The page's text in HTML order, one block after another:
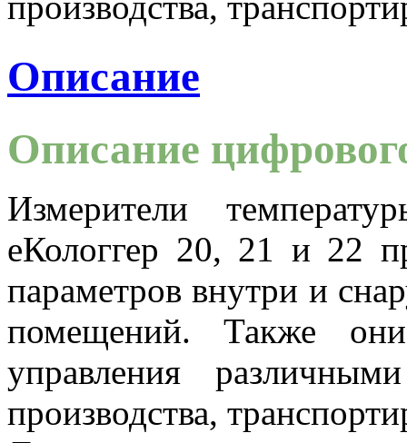
Описание
Описание
Измерители
еКологгер 20, 21 и 22
параметров внутри и
помещений. Также
управления
производства,